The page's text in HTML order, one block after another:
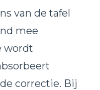
van de tafel
mee
wordt
correctie. Bij